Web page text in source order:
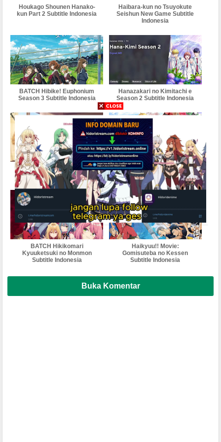
Houkago Shounen Hanako-
kun Part 2 Subtitle Indonesia
Haibara-kun no Tsuyokute
Seishun New Game Subtitle
Indonesia
BATCH Hibike! Euphonium
Season 3 Subtitle Indonesia
Hanazakari no Kimitachi e
Season 2 Subtitle Indonesia
BATCH Hana wa Saku Shura
no Gotoku Subtitle Indonesia
BATCH Highspeed Etoile
Subtitle Indonesia
BATCH Hikikomari
Kyuuketsuki no Monmon
Subtitle Indonesia
Haikyuu!! Movie:
Gomisuteba no Kessen
Subtitle Indonesia
Buka Komentar